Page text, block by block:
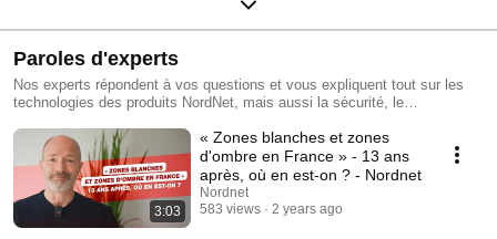
Paroles d'experts
Nos experts répondent à vos questions et vous expliquent tout sur les
technologies des produits NordNet, mais aussi la sécurité, le
3:03
« Zones blanches et zones
d'ombre en France » - 13 ans
après, où en est-on ? - Nordnet
Nordnet
583 views
2 years ago